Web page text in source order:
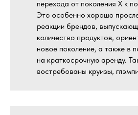
перехода от поколения X к
Это особенно хорошо
реакции брендов,
количество продуктов,
новое поколение, а также в
на краткосрочную аренду.
востребованы круизы,